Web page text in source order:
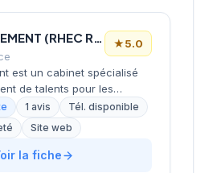
RHEC RECRUTEMENT (RHEC RECRUTEMENT) (RHEC) ★5.0
est un cabinet spécialisé
de talents pour les
comptable, du
comptes, du juridique et de
principalement en
Monaco. Basé à Aix-en-
1 avis
Tél. disponible
Site web
la fiche